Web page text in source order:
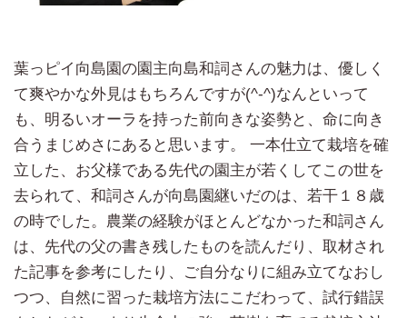
葉っピイ向島園の園主向島和詞さんの魅力は、優しく
て爽やかな外見はもちろんですが(^-^)なんといって
も、明るいオーラを持った前向きな姿勢と、命に向き
合うまじめさにあると思います。 一本仕立て栽培を確
立した、お父様である先代の園主が若くしてこの世を
去られて、和詞さんが向島園継いだのは、若干１８歳
の時でした。農業の経験がほとんどなかった和詞さん
は、先代の父の書き残したものを読んだり、取材され
た記事を参考にしたり、ご自分なりに組み立てなおし
つつ、自然に習った栽培方法にこだわって、試行錯誤